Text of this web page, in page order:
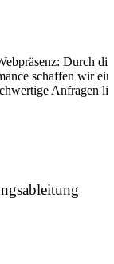
Durch die
schaffen wir ein
Anfragen